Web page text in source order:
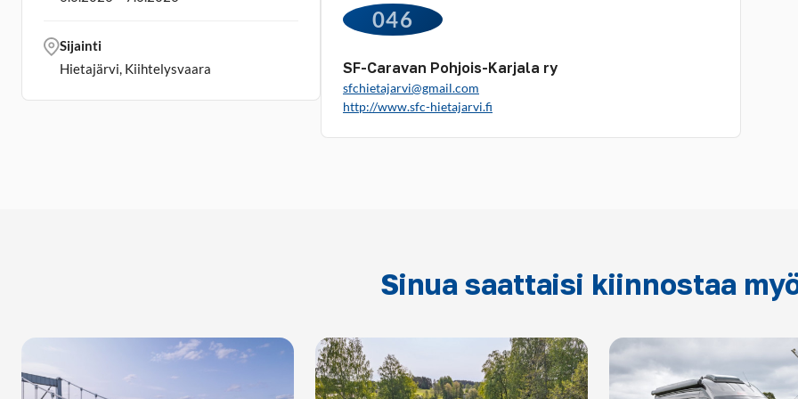
046
SF-Caravan Pohjois-Karjala ry
sfchietajarvi@gmail.com
http://www.sfc-hietajarvi.fi
Sijainti
Hietajärvi, Kiihtelysvaara
Sinua saattaisi kiinnostaa